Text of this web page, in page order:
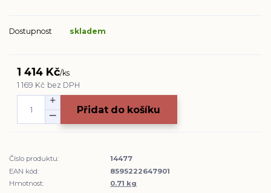
Dostupnost skladem
1 414 Kč/ks
1 169 Kč bez DPH
Přidat do košíku
Číslo produktu:
14477
EAN kód:
8595222647901
Hmotnost:
0.71 kg